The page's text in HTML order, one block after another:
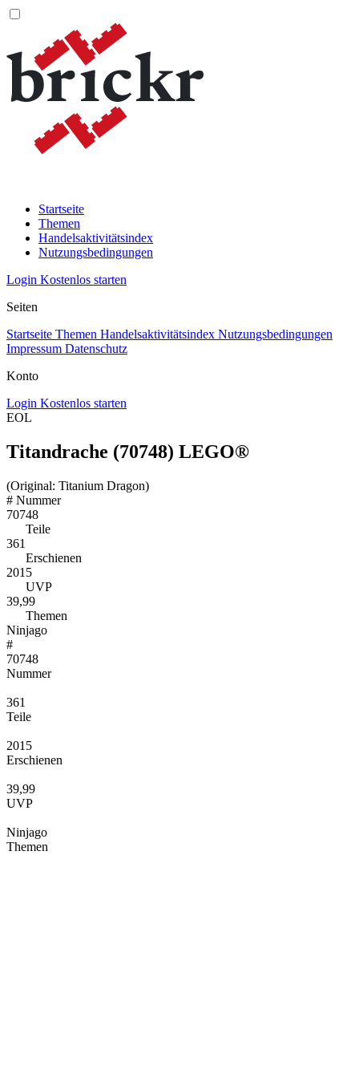
Startseite
Themen
Handelsaktivitätsindex
Nutzungsbedingungen
Login Kostenlos starten
Seiten
Startseite Themen Handelsaktivitätsindex Nutzungsbedingungen
Impressum Datenschutz
Konto
Login Kostenlos starten
EOL
Titandrache (70748) LEGO®
(Original: Titanium Dragon)
# Nummer
70748
Teile
361
Erschienen
2015
UVP
39,99
Themen
Ninjago
#
70748
Nummer
361
Teile
2015
Erschienen
39,99
UVP
Ninjago
Themen